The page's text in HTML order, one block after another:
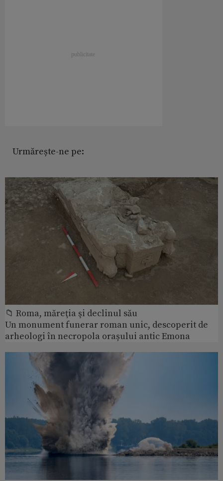
Urmărește-ne pe:
📁 Roma, măreţia şi declinul său
Un monument funerar roman unic, descoperit de
arheologi în necropola orașului antic Emona